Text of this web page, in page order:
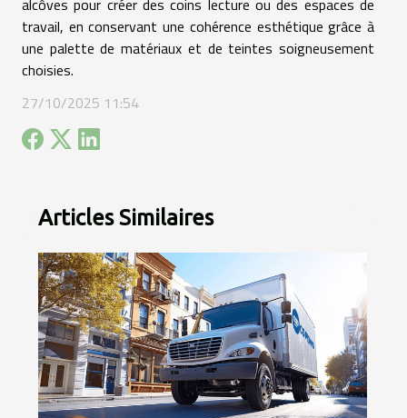
alcôves pour créer des coins lecture ou des espaces de
travail, en conservant une cohérence esthétique grâce à
une palette de matériaux et de teintes soigneusement
choisies.
27/10/2025 11:54
Articles Similaires